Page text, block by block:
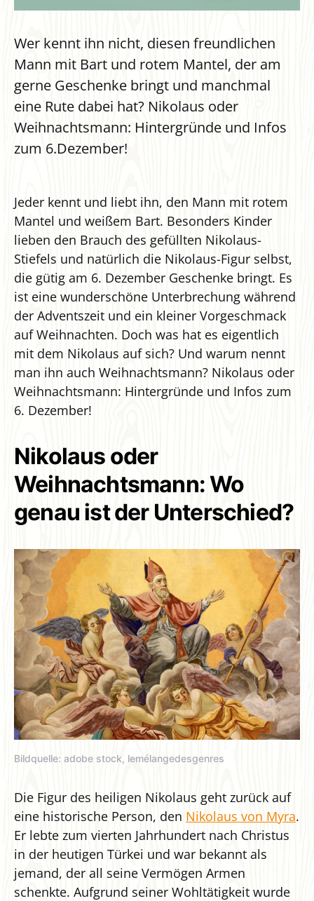
Wer kennt ihn nicht, diesen freundlichen
Mann mit Bart und rotem Mantel, der am
gerne Geschenke bringt und manchmal
eine Rute dabei hat? Nikolaus oder
Weihnachtsmann: Hintergründe und Infos
zum 6.Dezember!
Jeder kennt und liebt ihn, den Mann mit rotem
Mantel und weißem Bart. Besonders Kinder
lieben den Brauch des gefüllten Nikolaus-
Stiefels und natürlich die Nikolaus-Figur selbst,
die gütig am 6. Dezember Geschenke bringt. Es
ist eine wunderschöne Unterbrechung während
der Adventszeit und ein kleiner Vorgeschmack
auf Weihnachten. Doch was hat es eigentlich
mit dem Nikolaus auf sich? Und warum nennt
man ihn auch Weihnachtsmann? Nikolaus oder
Weihnachtsmann: Hintergründe und Infos zum
6. Dezember!
Nikolaus oder
Weihnachtsmann: Wo
genau ist der Unterschied?
Bildquelle: adobe stock, lemélangedesgenres
Die Figur des heiligen Nikolaus geht zurück auf
eine historische Person, den Nikolaus von Myra.
Er lebte zum vierten Jahrhundert nach Christus
in der heutigen Türkei und war bekannt als
jemand, der all seine Vermögen Armen
schenkte. Aufgrund seiner Wohltätigkeit wurde